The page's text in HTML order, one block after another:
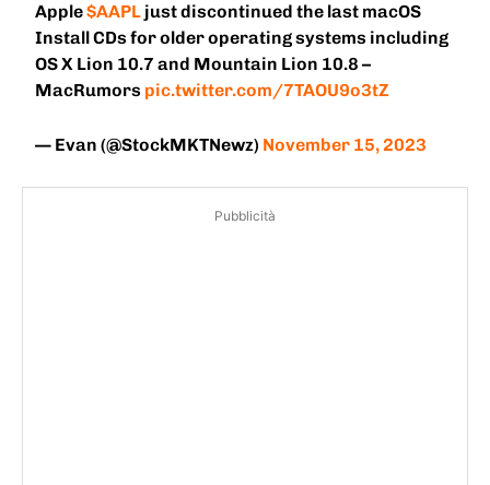
Apple$AAPL just discontinued the last macOS
Install CDs for older operating systems including
OS X Lion 10.7 and Mountain Lion 10.8 –
MacRumors pic.twitter.com/7TAOU9o3tZ
— Evan (@StockMKTNewz) November 15, 2023
Pubblicità